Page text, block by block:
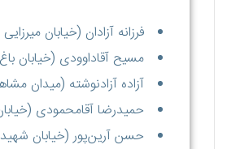
فرزانه آزادان (خیابان
مسیح آقاداوودی (خیابان
آزاده آزادنوشته (میدان
حمیدرضا آقامحمودی
حسن آرین‌پور (خیابان